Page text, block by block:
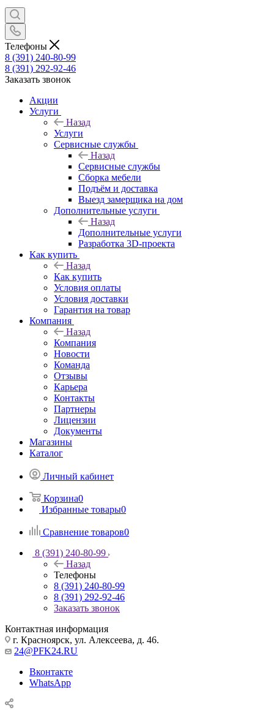
Телефоны
8 (391) 240-80-99
8 (391) 292-92-46
Заказать звонок
Акции
Услуги
Назад
Услуги
Сервисные службы
Назад
Сервисные службы
Сборка мебели
Подъём и доставка
Выезд замерщика на дом
Дополнительные услуги
Назад
Дополнительные услуги
Разработка 3D-проекта
Как купить
Назад
Как купить
Условия оплаты
Условия доставки
Гарантия на товар
Компания
Назад
Компания
Новости
Команда
Отзывы
Карьера
Контакты
Партнеры
Лицензии
Документы
Магазины
Каталог
Личный кабинет
Корзина0
Избранные товары0
Сравнение товаров0
8 (391) 240-80-99
Назад
Телефоны
8 (391) 240-80-99
8 (391) 292-92-46
Заказать звонок
Контактная информация
г. Красноярск, ул. Алексеева, д. 46.
24@PFK24.RU
Вконтакте
WhatsApp